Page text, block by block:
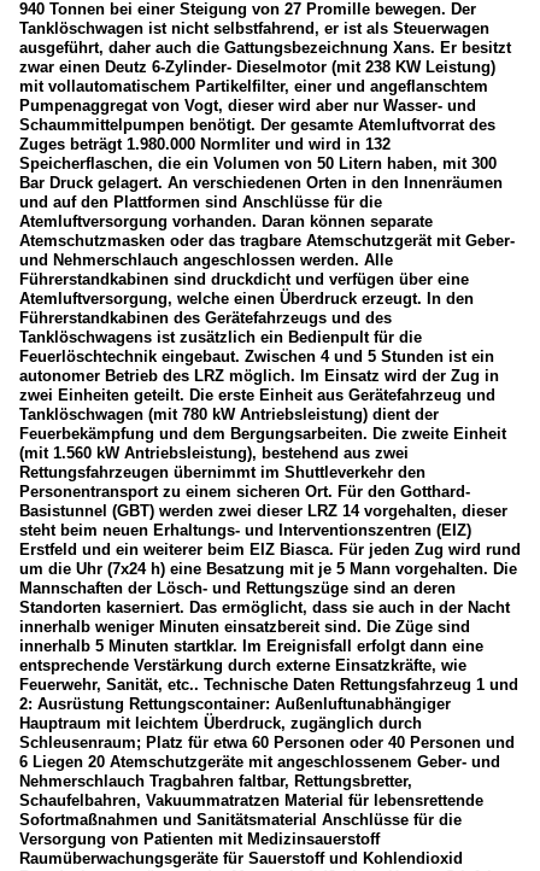
940 Tonnen bei einer Steigung von 27 Promille bewegen. Der
Tanklöschwagen ist nicht selbstfahrend, er ist als Steuerwagen
ausgeführt, daher auch die Gattungsbezeichnung Xans. Er besitzt
zwar einen Deutz 6-Zylinder- Dieselmotor (mit 238 KW Leistung)
mit vollautomatischem Partikelfilter, einer und angeflanschtem
Pumpenaggregat von Vogt, dieser wird aber nur Wasser- und
Schaummittelpumpen benötigt. Der gesamte Atemluftvorrat des
Zuges beträgt 1.980.000 Normliter und wird in 132
Speicherflaschen, die ein Volumen von 50 Litern haben, mit 300
Bar Druck gelagert. An verschiedenen Orten in den Innenräumen
und auf den Plattformen sind Anschlüsse für die
Atemluftversorgung vorhanden. Daran können separate
Atemschutzmasken oder das tragbare Atemschutzgerät mit Geber-
und Nehmerschlauch angeschlossen werden. Alle
Führerstandkabinen sind druckdicht und verfügen über eine
Atemluftversorgung, welche einen Überdruck erzeugt. In den
Führerstandkabinen des Gerätefahrzeugs und des
Tanklöschwagens ist zusätzlich ein Bedienpult für die
Feuerlöschtechnik eingebaut. Zwischen 4 und 5 Stunden ist ein
autonomer Betrieb des LRZ möglich. Im Einsatz wird der Zug in
zwei Einheiten geteilt. Die erste Einheit aus Gerätefahrzeug und
Tanklöschwagen (mit 780 kW Antriebsleistung) dient der
Feuerbekämpfung und dem Bergungsarbeiten. Die zweite Einheit
(mit 1.560 kW Antriebsleistung), bestehend aus zwei
Rettungsfahrzeugen übernimmt im Shuttleverkehr den
Personentransport zu einem sicheren Ort. Für den Gotthard-
Basistunnel (GBT) werden zwei dieser LRZ 14 vorgehalten, dieser
steht beim neuen Erhaltungs- und Interventionszentren (EIZ)
Erstfeld und ein weiterer beim EIZ Biasca. Für jeden Zug wird rund
um die Uhr (7x24 h) eine Besatzung mit je 5 Mann vorgehalten. Die
Mannschaften der Lösch- und Rettungszüge sind an deren
Standorten kaserniert. Das ermöglicht, dass sie auch in der Nacht
innerhalb weniger Minuten einsatzbereit sind. Die Züge sind
innerhalb 5 Minuten startklar. Im Ereignisfall erfolgt dann eine
entsprechende Verstärkung durch externe Einsatzkräfte, wie
Feuerwehr, Sanität, etc.. Technische Daten Rettungsfahrzeug 1 und
2: Ausrüstung Rettungscontainer: Außenluftunabhängiger
Hauptraum mit leichtem Überdruck, zugänglich durch
Schleusenraum; Platz für etwa 60 Personen oder 40 Personen und
6 Liegen 20 Atemschutzgeräte mit angeschlossenem Geber- und
Nehmerschlauch Tragbahren faltbar, Rettungsbretter,
Schaufelbahren, Vakuummatratzen Material für lebensrettende
Sofortmaßnahmen und Sanitätsmaterial Anschlüsse für die
Versorgung von Patienten mit Medizinsauerstoff
Raumüberwachungsgeräte für Sauerstoff und Kohlendioxid